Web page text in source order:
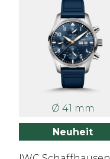
Ø 41 mm
Neuheit